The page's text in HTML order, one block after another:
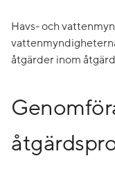
Havs- och
åtgärder inom